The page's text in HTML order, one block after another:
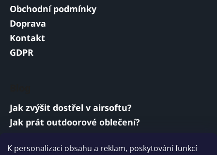
K personalizaci obsahu a reklam, poskytování funkcí
Obchodní podmínky
Doprava
Kontakt
GDPR
Jak zvýšit dostřel v airsoftu?
Jak prát outdoorové oblečení?
Vojenská a armádní sluchátka: co musí